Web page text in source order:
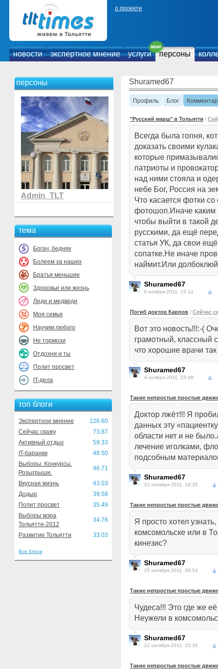
о проекте
новости экспертное мнение услуги персоны
персоны
Admin_TLT
тема
Богач, бедняк
Болеем за наших
Братья меньшие
Здоровье или жизнь
Леди и медведи
Моя семья
Научим любого
Не тормози
Отдохни и ты
Полит просвет
IT-дела
топ блоги
Экспертное мнение
126.60
Сейчас скажу
73.87
Активный отдых
59.33
IT-баранки
48.50
Выборы. Конкурсы.
Розыгрыши.
46.71
Вкусная жизнь
43.03
Додыр
39.58
Полит просвет
35.49
Выборы мэра
Тольятти-2012
34.76
Развитие Тольятти 33.03
Все блоги
Shuramed67
Профиль Блог
"Русский марш" в Тольятти /
Всегда была гопня,
доказать своими
которые
патриоты и
над ними стояла и
небе Бог, Россия на
Что касается фотки
фотошоп.Иначе каким
чтобы выйти в такой
русскими, да ещё
статья УК, да свои
сопатке.Не иначе
наймит.Или
Shuramed67
6 ноября 2011, 15:12
Погиб доктор Карпов / Сейчас
Вот это новость!!!:-(
грамотный, классный
что хорошие врачи
Shuramed67
4 ноября 2011, 15:48
Такие непростые простые
Доктор лжёт!!! Я
данных эту
области нет и не
лечение иголками,
подсобным
Shuramed67
31 октября 2011, 18:35
Такие непростые простые
Я просто хотел
комсомольске или в
кинезис?
Shuramed67
25 октября 2011, 00:52
Такие непростые простые
Чудеса!!! Это где же
Неужели в
Shuramed67
22 октября 2011, 22:35
Такие непростые простые